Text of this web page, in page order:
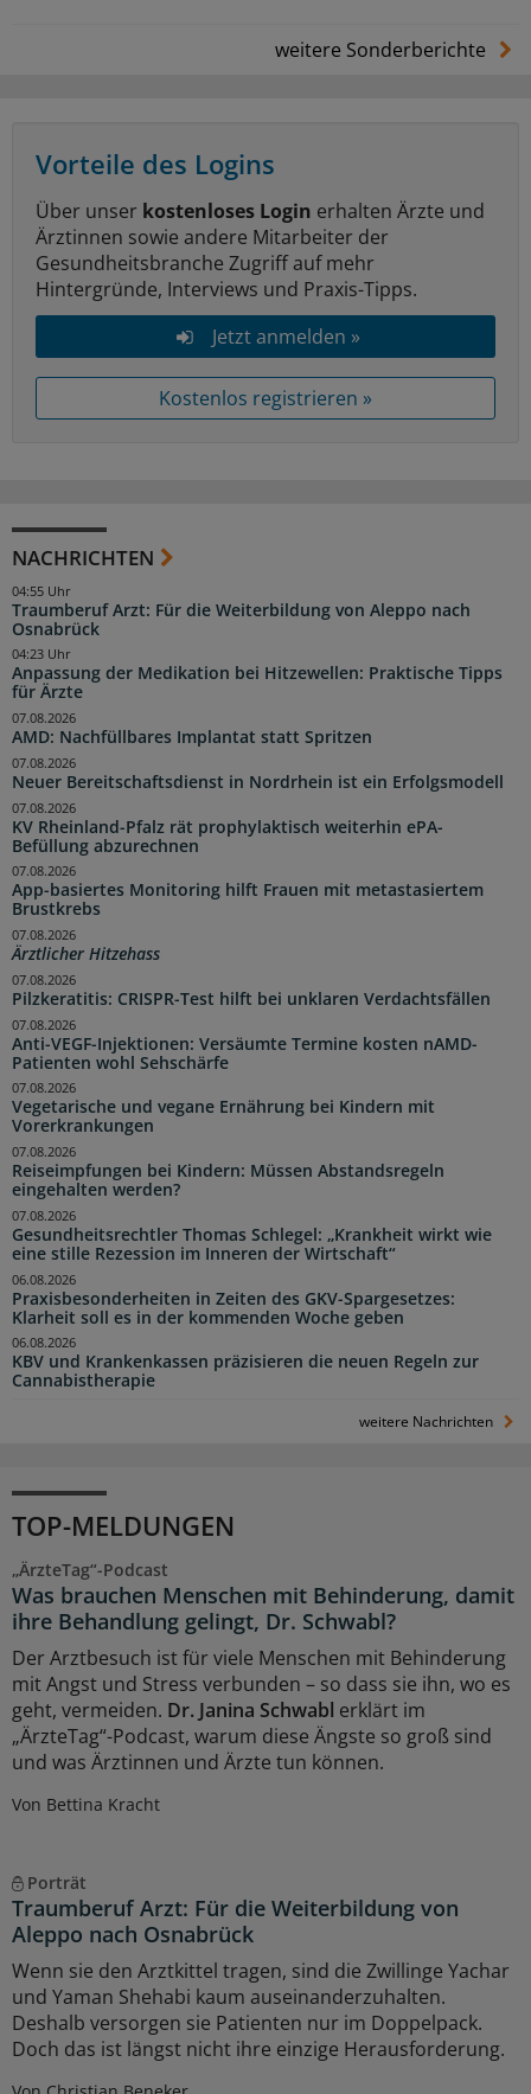
weitere Sonderberichte
Vorteile des Logins
Über unser kostenloses Login erhalten Ärzte und
Ärztinnen sowie andere Mitarbeiter der
Gesundheitsbranche Zugriff auf mehr
Hintergründe, Interviews und Praxis-Tipps.
Jetzt anmelden »
Kostenlos registrieren »
NACHRICHTEN
Traumberuf Arzt: Für die Weiterbildung von Aleppo nach
Osnabrück
04:55 Uhr
Anpassung der Medikation bei Hitzewellen: Praktische Tipps
für Ärzte
04:23 Uhr
AMD: Nachfüllbares Implantat statt Spritzen
07.08.2026
Neuer Bereitschaftsdienst in Nordrhein ist ein Erfolgsmodell
07.08.2026
KV Rheinland-Pfalz rät prophylaktisch weiterhin ePA-
Befüllung abzurechnen
07.08.2026
App-basiertes Monitoring hilft Frauen mit metastasiertem
Brustkrebs
07.08.2026
Ärztlicher Hitzehass
07.08.2026
Pilzkeratitis: CRISPR-Test hilft bei unklaren Verdachtsfällen
07.08.2026
Anti-VEGF-Injektionen: Versäumte Termine kosten nAMD-
Patienten wohl Sehschärfe
07.08.2026
Vegetarische und vegane Ernährung bei Kindern mit
Vorerkrankungen
07.08.2026
Reiseimpfungen bei Kindern: Müssen Abstandsregeln
eingehalten werden?
07.08.2026
Gesundheitsrechtler Thomas Schlegel: „Krankheit wirkt wie
eine stille Rezession im Inneren der Wirtschaft“
07.08.2026
Praxisbesonderheiten in Zeiten des GKV-Spargesetzes:
Klarheit soll es in der kommenden Woche geben
06.08.2026
KBV und Krankenkassen präzisieren die neuen Regeln zur
Cannabistherapie
06.08.2026
weitere Nachrichten
TOP-MELDUNGEN
„ÄrzteTag“-Podcast
Was brauchen Menschen mit Behinderung, damit
ihre Behandlung gelingt, Dr. Schwabl?
Der Arztbesuch ist für viele Menschen mit Behinderung
mit Angst und Stress verbunden – so dass sie ihn, wo es
geht, vermeiden. Dr. Janina Schwabl erklärt im
„ÄrzteTag“-Podcast, warum diese Ängste so groß sind
und was Ärztinnen und Ärzte tun können.
Von Bettina Kracht
Porträt
Traumberuf Arzt: Für die Weiterbildung von
Aleppo nach Osnabrück
Wenn sie den Arztkittel tragen, sind die Zwillinge Yachar
und Yaman Shehabi kaum auseinanderzuhalten.
Deshalb versorgen sie Patienten nur im Doppelpack.
Doch das ist längst nicht ihre einzige Herausforderung.